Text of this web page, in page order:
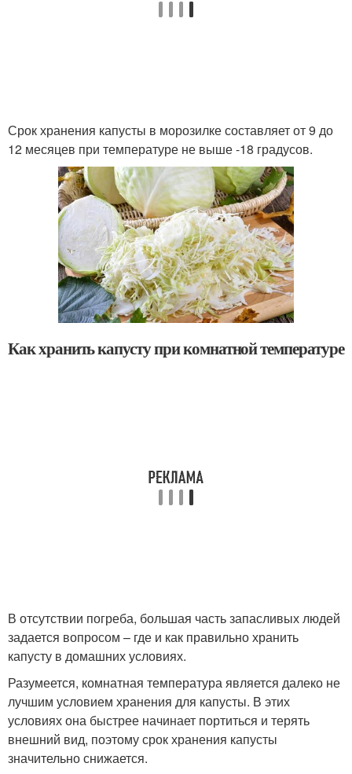
Срок хранения капусты в морозилке составляет от 9 до
12 месяцев при температуре не выше -18 градусов.
Как хранить капусту при комнатной температуре
В отсутствии погреба, большая часть запасливых людей
задается вопросом – где и как правильно хранить
капусту в домашних условиях.
Разумеется, комнатная температура является далеко не
лучшим условием хранения для капусты. В этих
условиях она быстрее начинает портиться и терять
внешний вид, поэтому срок хранения капусты
значительно снижается.